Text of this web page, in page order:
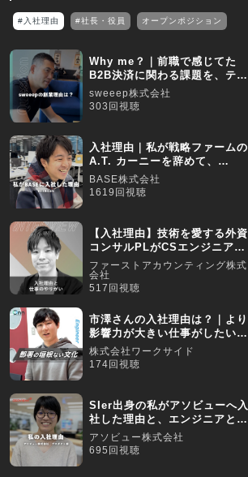
#入社理由 #社長・役員 オープンポジション
Why me？｜前職で感じてた
B2B決済に関わる課題を、テク
ノロージーの力で解決
sweeep株式会社
303回視聴
入社理由｜私が戦略ファームの
A.T. カーニーを辞めて、
BASEに入社した理由
BASE株式会社
1619回視聴
【入社理由】技術を愛する外資
コンサルPLがCSエンジニアへ
転身した理由
ファーストアカウンティング株式
会社
517回視聴
市澤さんの入社理由は？｜より
影響力が大きい仕事がしたいと
考え転職
株式会社ワークサイド
174回視聴
SIer出身の私がアソビューへ入
社した理由と、エンジニアとし
て今実現したいこと
アソビュー株式会社
695回視聴